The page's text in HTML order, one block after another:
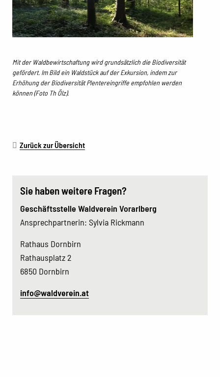
Mit der Waldbewirtschaftung wird grundsätzlich die Biodiversität
gefördert. Im Bild ein Waldstück auf der Exkursion, indem zur
Erhöhung der Biodiversität Plentereingriffe empfohlen werden
können (Foto Th Ölz).
Zurück zur Übersicht
Sie haben weitere Fragen?
Geschäftsstelle Waldverein Vorarlberg
Ansprechpartnerin: Sylvia Rickmann
Rathaus Dornbirn
Rathausplatz 2
6850 Dornbirn
info@waldverein.at